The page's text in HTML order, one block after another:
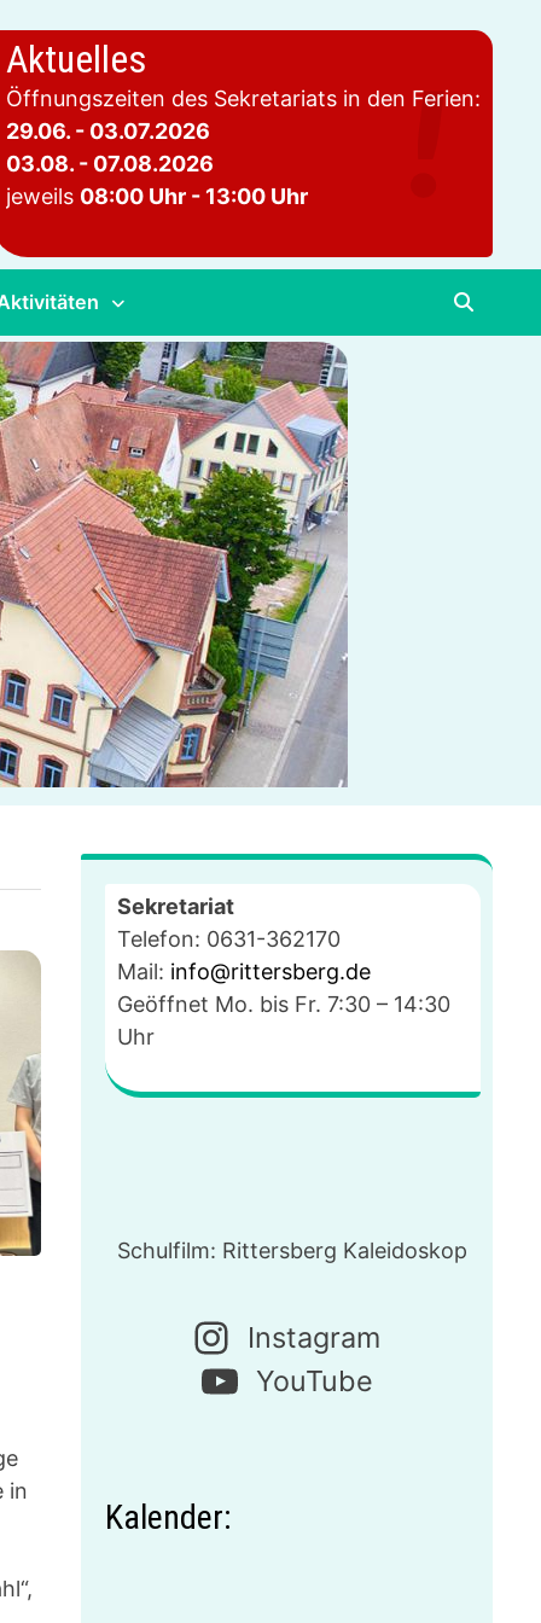
Aktuelles
Öffnungszeiten des Sekretariats in den Ferien:
29.06. - 03.07.2026
03.08. - 07.08.2026
jeweils 08:00 Uhr - 13:00 Uhr
in
Sekretariat
Telefon: 0631-362170
Mail: info@rittersberg.de
Geöffnet Mo. bis Fr. 7:30 – 14:30
Uhr
Schulfilm: Rittersberg Kaleidoskop
Instagram
YouTube
Kalender: